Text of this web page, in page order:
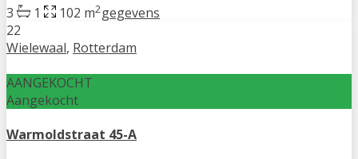
3 1 102 m2gegevens
22
Wielewaal, Rotterdam
AANGEKOCHT
Aangekocht
Warmoldstraat 45-A